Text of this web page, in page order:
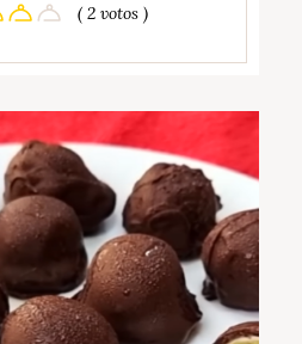
( 2 votos )